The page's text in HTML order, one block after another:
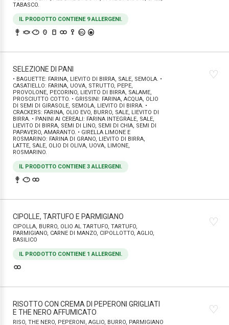
TABASCO.
IL PRODOTTO CONTIENE 9 ALLERGENI.
SO₂
SELEZIONE DI PANI
• BAGUETTE: FARINA, LIEVITO DI BIRRA, SALE, SEMOLA. •
CASATIELLO: FARINA, UOVA, STRUTTO, PEPE,
PROVOLONE, PECORINO, LIEVITO DI BIRRA, SALAME,
PROSCIUTTO COTTO. • GRISSINI: FARINA, ACQUA, OLIO
DI SEMI DI GIRASOLE, SEMOLA, LIEVITO DI BIRRA. •
CRACKERS: FARINA, OLIO EVO, BURRO, SALE, LIEVITO DI
BIRRA. • PANINI AI CEREALI: FARINA INTEGRALE, SALE,
LIEVITO DI BIRRA, SEMI DI LINO, SEMI DI CHIA, SEMI DI
PAPAVERO, AMARANTO. • GIRELLA LIMONE E
ROSMARINO: FARINA DI GRANO, LIEVITO DI BIRRA,
LATTE, SALE, OLIO DI OLIVA, UOVA, LIMONE,
ROSMARINO.
IL PRODOTTO CONTIENE 3 ALLERGENI.
♡
CIPOLLE, TARTUFO E PARMIGIANO
CIPOLLA, BURRO, OLIO AL TARTUFO, TARTUFO,
PARMIGIANO, CARNE DI MANZO, CIPOLLOTTO, AGLIO,
BASILICO
IL PRODOTTO CONTIENE 1 ALLERGENI.
♡
RISOTTO CON CREMA DI PEPERONI GRIGLIATI
E THE NERO AFFUMICATO
RISO, THE NERO, PEPERONI, AGLIO, BURRO, PARMIGIANO
♡